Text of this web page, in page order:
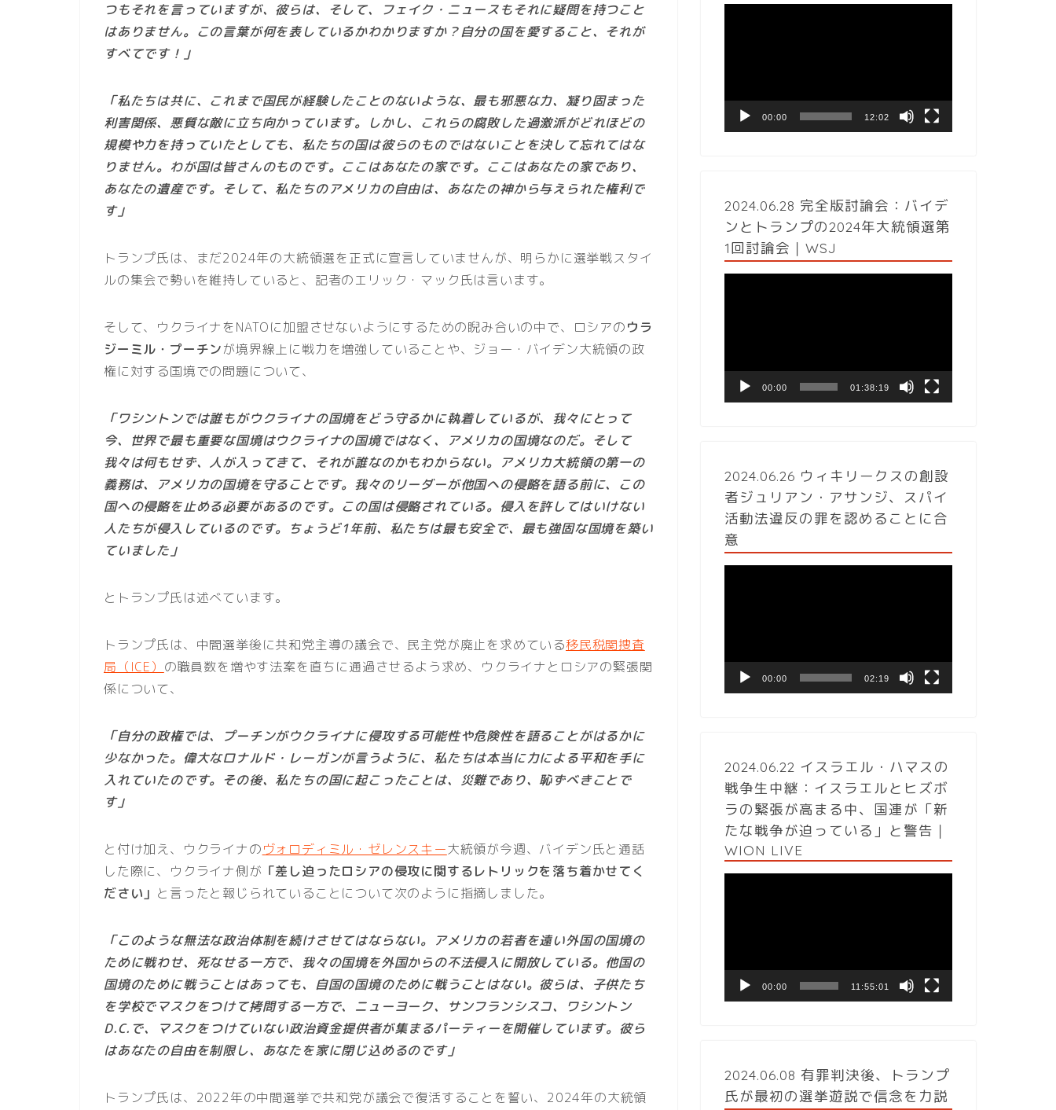
つもそれを言っていますが、彼らは、そして、フェイク・ニュースもそれに疑問を持つこと
はありません。この言葉が何を表しているかわかりますか？自分の国を愛すること、それが
すべてです！」
「私たちは共に、これまで国民が経験したことのないような、最も邪悪な力、凝り固まった
利害関係、悪質な敵に立ち向かっています。しかし、これらの腐敗した過激派がどれほどの
規模や力を持っていたとしても、私たちの国は彼らのものではないことを決して忘れてはな
りません。わが国は皆さんのものです。ここはあなたの家です。ここはあなたの家であり、
あなたの遺産です。そして、私たちのアメリカの自由は、あなたの神から与えられた権利で
す」
トランプ氏は、まだ2024年の大統領選を正式に宣言していませんが、明らかに選挙戦スタイ
ルの集会で勢いを維持していると、記者のエリック・マック氏は言います。
そして、ウクライナをNATOに加盟させないようにするための睨み合いの中で、ロシアのウラ
ジーミル・プーチンが境界線上に戦力を増強していることや、ジョー・バイデン大統領の政
権に対する国境での問題について、
「ワシントンでは誰もがウクライナの国境をどう守るかに執着しているが、我々にとって
今、世界で最も重要な国境はウクライナの国境ではなく、アメリカの国境なのだ。そして
我々は何もせず、人が入ってきて、それが誰なのかもわからない。アメリカ大統領の第一の
義務は、アメリカの国境を守ることです。我々のリーダーが他国への侵略を語る前に、この
国への侵略を止める必要があるのです。この国は侵略されている。侵入を許してはいけない
人たちが侵入しているのです。ちょうど1年前、私たちは最も安全で、最も強固な国境を築い
ていました」
とトランプ氏は述べています。
トランプ氏は、中間選挙後に共和党主導の議会で、民主党が廃止を求めている移民税関捜査
局（ICE） の職員数を増やす法案を直ちに通過させるよう求め、ウクライナとロシアの緊張関
係について、
「自分の政権では、プーチンがウクライナに侵攻する可能性や危険性を語ることがはるかに
少なかった。偉大なロナルド・レーガンが言うように、私たちは本当に力による平和を手に
入れていたのです。その後、私たちの国に起こったことは、災難であり、恥ずべきことで
す」
と付け加え、ウクライナのヴォロディミル・ゼレンスキー大統領が今週、バイデン氏と通話
した際に、ウクライナ側が 「差し迫ったロシアの侵攻に関するレトリックを落ち着かせてく
ださい」 と言ったと報じられていることについて次のように指摘しました。
「このような無法な政治体制を続けさせてはならない。アメリカの若者を遠い外国の国境の
ために戦わせ、死なせる一方で、我々の国境を外国からの不法侵入に開放している。他国の
国境のために戦うことはあっても、自国の国境のために戦うことはない。彼らは、子供たち
を学校でマスクをつけて拷問する一方で、ニューヨーク、サンフランシスコ、ワシントン
D.C.で、マスクをつけていない政治資金提供者が集まるパーティーを開催しています。彼ら
はあなたの自由を制限し、あなたを家に閉じ込めるのです」
トランプ氏は、2022年の中間選挙で共和党が議会で復活することを誓い、2024年の大統領
ヤ
00:00 12:02
2024.06.28 完全版討論会：バイデ
ンとトランプの2024年大統領選第
1回討論会｜WSJ
ヤ
00:00 01:38:19
2024.06.26 ウィキリークスの創設
者ジュリアン・アサンジ、スパイ
活動法違反の罪を認めることに合
意
ヤ
00:00 02:19
2024.06.22 イスラエル・ハマスの
戦争生中継：イスラエルとヒズボ
ラの緊張が高まる中、国連が「新
たな戦争が迫っている」と警告｜
WION LIVE
ヤ
00:00 11:55:01
2024.06.08 有罪判決後、トランプ
氏が最初の選挙遊説で信念を力説